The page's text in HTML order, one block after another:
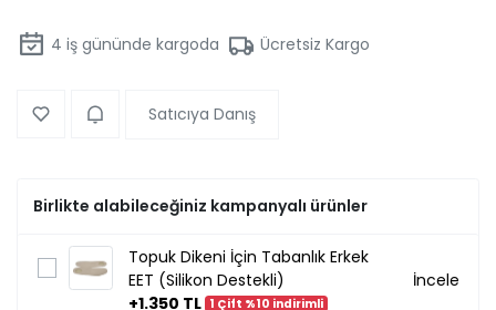
4 iş gününde kargoda Ücretsiz Kargo
Satıcıya Danış
Birlikte alabileceğiniz kampanyalı ürünler
Topuk Dikeni İçin Tabanlık Erkek
EET (Silikon Destekli)
+1.350 TL 1 Çift %10 indirimli
İncele